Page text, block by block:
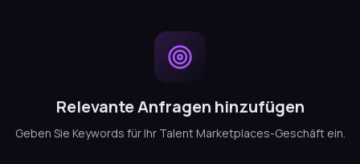
Relevante Anfragen hinzufügen
Geben Sie Keywords für Ihr Talent Marketplaces-Geschäft ein.